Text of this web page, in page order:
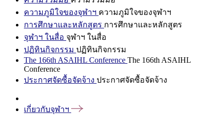
ความภูมิใจของจุฬาฯ ความภูมิใจของจุฬาฯ
การศึกษาและหลักสูตร การศึกษาและหลักสูตร
จุฬาฯ ในสื่อ จุฬาฯ ในสื่อ
ปฏิทินกิจกรรม ปฏิทินกิจกรรม
The 166th ASAIHL Conference The 166th ASAIHL
Conference
ประกาศจัดซื้อจัดจ้าง ประกาศจัดซื้อจัดจ้าง
เกี่ยวกับจุฬาฯ